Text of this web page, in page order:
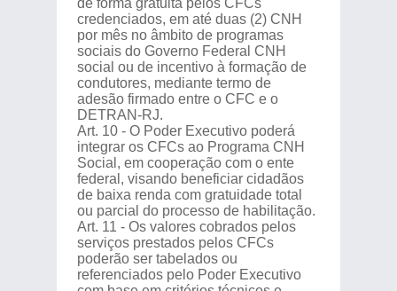
de forma gratuita pelos CFCs
credenciados, em até duas (2) CNH
por mês no âmbito de programas
sociais do Governo Federal CNH
social ou de incentivo à formação de
condutores, mediante termo de
adesão firmado entre o CFC e o
DETRAN-RJ.
Art. 10 - O Poder Executivo poderá
integrar os CFCs ao Programa CNH
Social, em cooperação com o ente
federal, visando beneficiar cidadãos
de baixa renda com gratuidade total
ou parcial do processo de habilitação.
Art. 11 - Os valores cobrados pelos
serviços prestados pelos CFCs
poderão ser tabelados ou
referenciados pelo Poder Executivo